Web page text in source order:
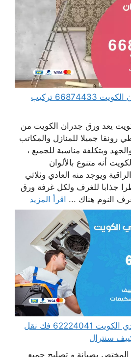
فني تركيب ورق جدران الكويت 66874433 تركيب
يعد ورق جدران الكويت من
رونقا جميلا للمنازل والمكاتب
وبتكلفة مناسبة للجميع ،
أنه متنوع بالألوان
ويوجد منه العادي وثلاثي
جذابا للغرف ولكل غرفة ورق
النوم هناك ... اقرأ المزيد
فني تكييف مركزي هندي الكويت 62224041 فك نقل
سنترال
بصيانة و تصليح جميع